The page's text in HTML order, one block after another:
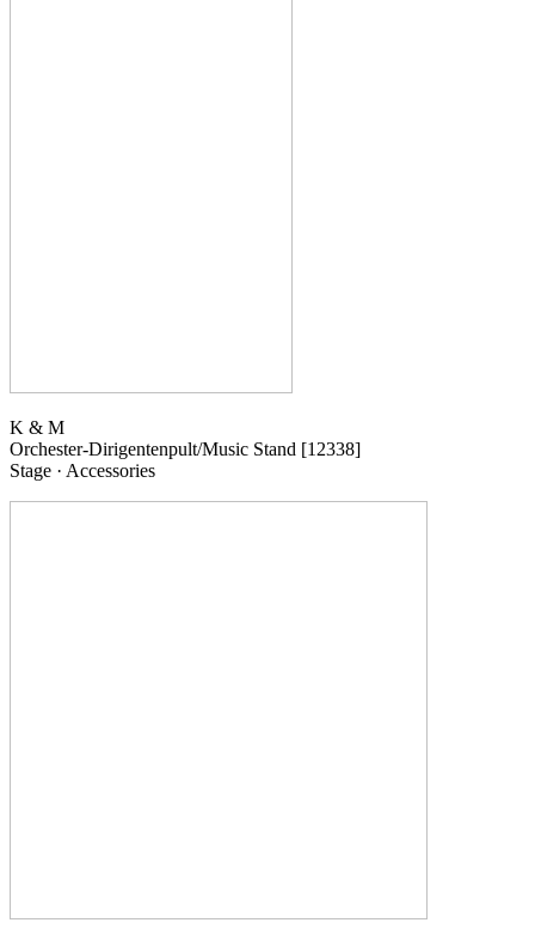
K & M
Orchester-Dirigentenpult/Music Stand [12338]
Stage · Accessories